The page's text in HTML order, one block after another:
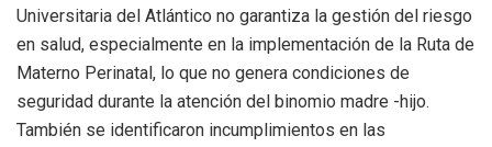
Universitaria del Atlántico no garantiza la gestión del riesgo
en salud, especialmente en la implementación de la Ruta de
Materno Perinatal, lo que no genera condiciones de
seguridad durante la atención del binomio madre -hijo.
También se identificaron incumplimientos en las